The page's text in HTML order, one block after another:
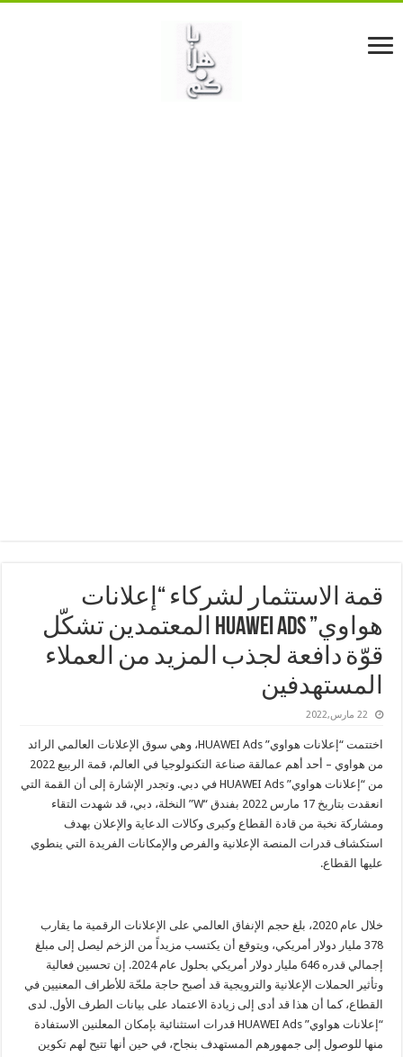
قمة الاستثمار لشركاء “إعلانات
هواوي” HUAWEI Ads المعتمدين تشكّل
قوّة دافعة لجذب المزيد من العملاء
المستهدفين
22 مارس,2022
اختتمت “إعلانات هواوي” HUAWEI Ads، وهي سوق الإعلانات العالمي الرائد
من هواوي – أحد أهم عمالقة صناعة التكنولوجيا في العالم، قمة الربيع 2022
من “إعلانات هواوي” HUAWEI Ads في دبي. وتجدر الإشارة إلى أن القمة التي
انعقدت بتاريخ 17 مارس 2022 بفندق “W” النخلة، دبي، قد شهدت التقاء
ومشاركة نخبة من قادة القطاع وكبرى وكالات الدعاية والإعلان بهدف
استكشاف قدرات المنصة الإعلانية والفرص والإمكانات الفريدة التي ينطوي
عليها القطاع.
خلال عام 2020، بلغ حجم الإنفاق العالمي على الإعلانات الرقمية ما يقارب
378 مليار دولار أمريكي، ويتوقع أن يكتسب مزيداً من الزخم ليصل إلى مبلغ
إجمالي قدره 646 مليار دولار أمريكي بحلول عام 2024. إن تحسين فعالية
وتأثير الحملات الإعلانية والترويجية قد أصبح حاجة ملحّة للأطراف المعنيين في
القطاع، كما أن هذا قد أدى إلى زيادة الاعتماد على بيانات الطرف الأول. لدى
“إعلانات هواوي” HUAWEI Ads قدرات استثنائية بإمكان المعلنين الاستفادة
منها للوصول إلى جمهورهم المستهدف بنجاح، في حين أنها تتيح لهم تكوين